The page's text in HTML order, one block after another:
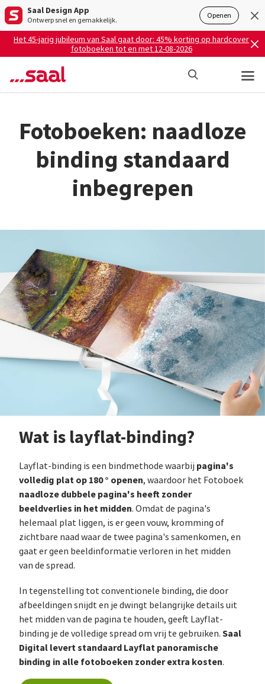
Saal Design App
Ontwerp snel en gemakkelijk. Openen
Het 45-jarig jubileum van Saal gaat door: 45% korting op hardcover
fotoboeken tot en met 12-08-2026
Fotoboeken: naadloze
binding standaard
inbegrepen
Wat is layflat-binding?
Layflat-binding is een bindmethode waarbij pagina's
volledig plat op 180 ° openen, waardoor het Fotoboek
naadloze dubbele pagina's heeft zonder
beeldverlies in het midden. Omdat de pagina's
helemaal plat liggen, is er geen vouw, kromming of
zichtbare naad waar de twee pagina's samenkomen, en
gaat er geen beeldinformatie verloren in het midden
van de spread.
In tegenstelling tot conventionele binding, die door
afbeeldingen snijdt en je dwingt belangrijke details uit
het midden van de pagina te houden, geeft Layflat-
binding je de volledige spread om vrij te gebruiken. Saal
Digital levert standaard Layflat panoramische
binding in alle fotoboeken zonder extra kosten.